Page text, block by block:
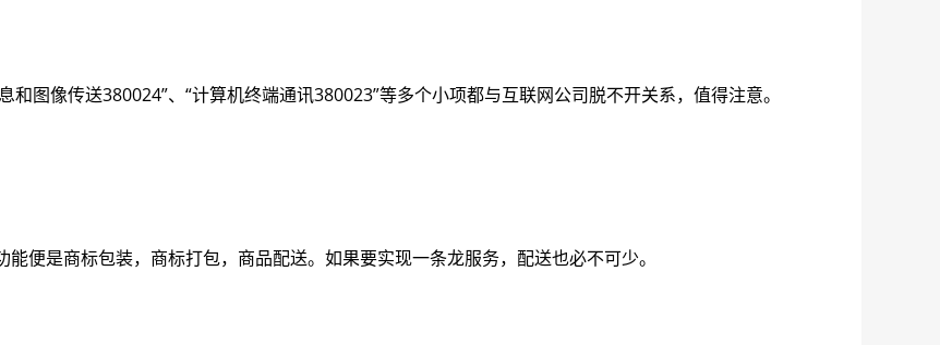
和图像传送380024”、“计算机终端通讯380023”等多个小项都与互联网公司脱不开关系，值得注意。
便是商标包装，商标打包，商品配送。如果要实现一条龙服务，配送也必不可少。